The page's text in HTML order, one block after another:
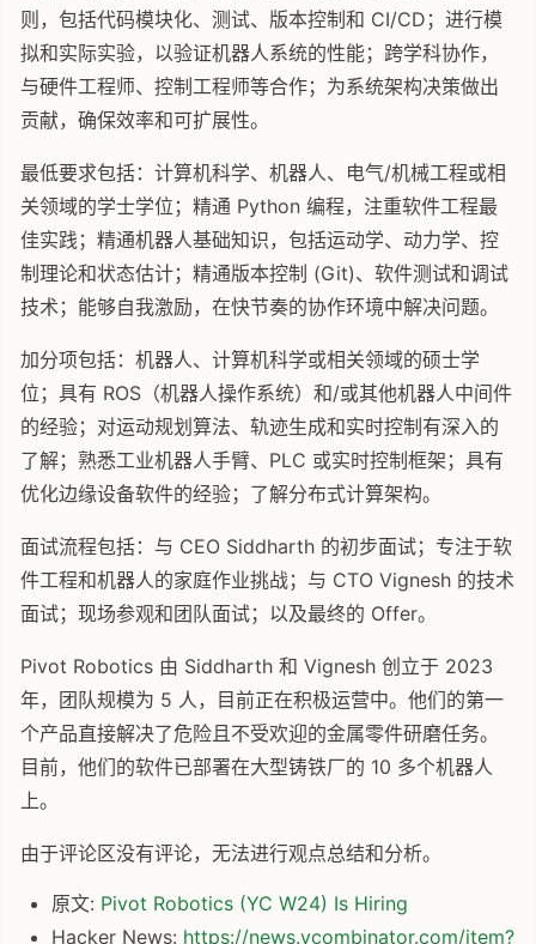
则，包括代码模块化、测试、版本控制和 CI/CD；进行模
拟和实际实验，以验证机器人系统的性能；跨学科协作，
与硬件工程师、控制工程师等合作；为系统架构决策做出
贡献，确保效率和可扩展性。
最低要求包括：计算机科学、机器人、电气/机械工程或相
关领域的学士学位；精通 Python 编程，注重软件工程最
佳实践；精通机器人基础知识，包括运动学、动力学、控
制理论和状态估计；精通版本控制 (Git)、软件测试和调试
技术；能够自我激励，在快节奏的协作环境中解决问题。
加分项包括：机器人、计算机科学或相关领域的硕士学
位；具有 ROS（机器人操作系统）和/或其他机器人中间件
的经验；对运动规划算法、轨迹生成和实时控制有深入的
了解；熟悉工业机器人手臂、PLC 或实时控制框架；具有
优化边缘设备软件的经验；了解分布式计算架构。
面试流程包括：与 CEO Siddharth 的初步面试；专注于软
件工程和机器人的家庭作业挑战；与 CTO Vignesh 的技术
面试；现场参观和团队面试；以及最终的 Offer。
Pivot Robotics 由 Siddharth 和 Vignesh 创立于 2023
年，团队规模为 5 人，目前正在积极运营中。他们的第一
个产品直接解决了危险且不受欢迎的金属零件研磨任务。
目前，他们的软件已部署在大型铸铁厂的 10 多个机器人
上。
由于评论区没有评论，无法进行观点总结和分析。
原文: Pivot Robotics (YC W24) Is Hiring
Hacker News: https://news.ycombinator.com/item?